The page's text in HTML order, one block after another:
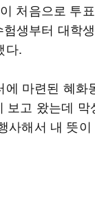
처음으로 투
생부터 대학
다.
마련된 혜화
보고 왔는데
사해서 내 뜻